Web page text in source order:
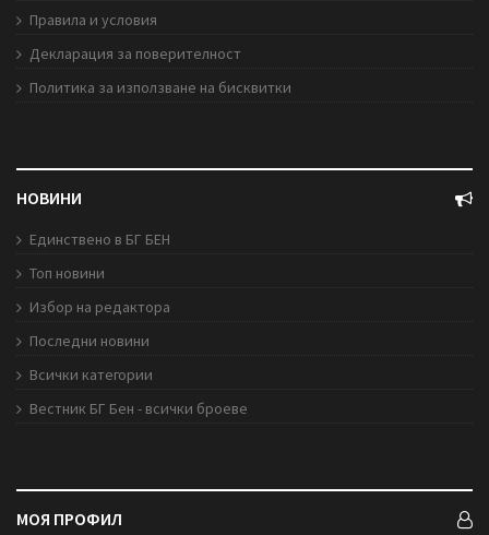
Правила и условия
Декларация за поверителност
Политика за използване на бисквитки
НОВИНИ
Единствено в БГ БЕН
Топ новини
Избор на редактора
Последни новини
Всички категории
Вестник БГ Бен - всички броеве
МОЯ ПРОФИЛ